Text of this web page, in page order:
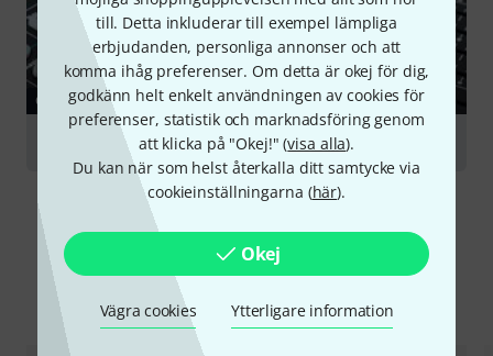
till. Detta inkluderar till exempel lämpliga
erbjudanden, personliga annonser och att
komma ihåg preferenser. Om detta är okej för dig,
godkänn helt enkelt användningen av cookies för
preferenser, statistik och marknadsföring genom
att klicka på "Okej!" (visa alla).
Du kan när som helst återkalla ditt samtycke via
cookieinställningarna (här).
Okej
Vägra cookies Ytterligare information
GUIDE
Digital Mixers
Jämför alternativ